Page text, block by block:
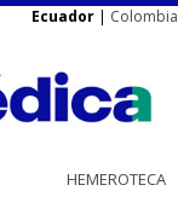
Ecuador | Colombia